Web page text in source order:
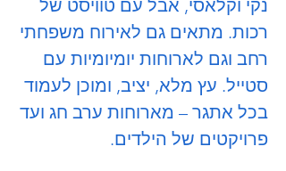
נקי וקלאסי, אבל עם טוויסט של
רכות. מתאים גם לאירוח משפחתי
רחב וגם לארוחות יומיומיות עם
סטייל. עץ מלא, יציב, ומוכן לעמוד
בכל אתגר – מארוחות ערב חג ועד
פרויקטים של הילדים.